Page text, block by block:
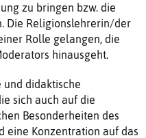
zu bringen bzw. die
Die Religionslehrerin/der
Rolle gelangen, die
hinausgeht.
didaktische
sich auch auf die
Besonderheiten des
eine Konzentration auf das